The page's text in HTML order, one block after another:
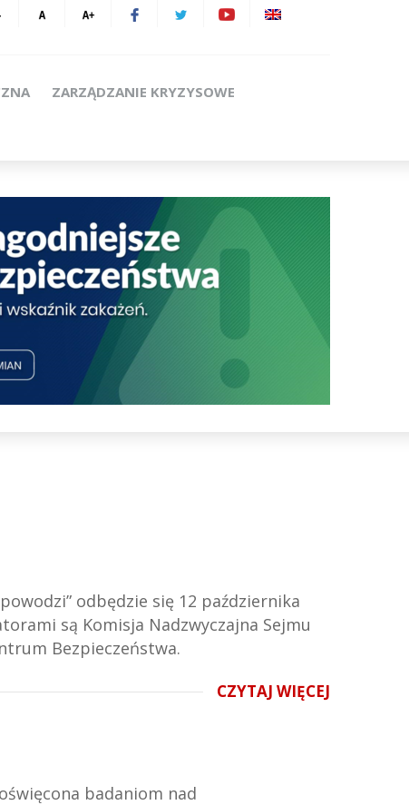
ZARZĄDZANIE KRYZYSOWE
odbędzie się 12 października
są Komisja Nadzwyczajna Sejmu
Bezpieczeństwa.
CZYTAJ WIĘCEJ
badaniom nad